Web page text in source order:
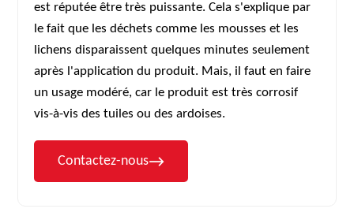
est réputée être très puissante. Cela s'explique par
le fait que les déchets comme les mousses et les
lichens disparaissent quelques minutes seulement
après l'application du produit. Mais, il faut en faire
un usage modéré, car le produit est très corrosif
vis-à-vis des tuiles ou des ardoises.
Contactez-nous